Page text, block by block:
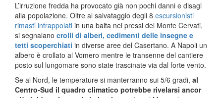
L’irruzione fredda ha provocato già non pochi danni e disagi
alla popolazione. Oltre al salvataggio degli 8 escursionisti
rimasti intrappolati in una baita nei pressi del Monte Cervati,
si segnalano crolli di alberi, cedimenti delle insegne e
tetti scoperchiati in diverse aree del Casertano. A Napoli un
albero è crollato al Vomero mentre le transenne del cantiere
posto sul lungomare sono state trascinate via dal forte vento.
Se al Nord, le temperature si manterranno sui 5/6 gradi, al
Centro-Sud il quadro climatico potrebbe rivelarsi ancor